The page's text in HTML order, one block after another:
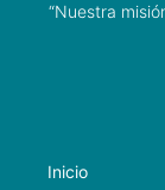
“Nuestra
Inicio